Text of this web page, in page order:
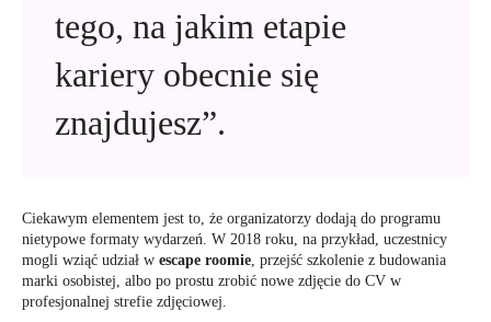
tego, na jakim etapie
kariery obecnie się
znajdujesz”.
Ciekawym elementem jest to, że organizatorzy dodają do programu
nietypowe formaty wydarzeń. W 2018 roku, na przykład, uczestnicy
mogli wziąć udział w escape roomie, przejść szkolenie z budowania
marki osobistej, albo po prostu zrobić nowe zdjęcie do CV w
profesjonalnej strefie zdjęciowej.